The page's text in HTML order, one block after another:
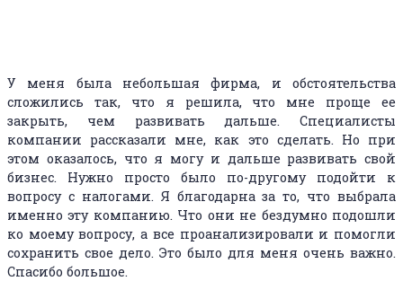
У меня была небольшая фирма, и обстоятельства
сложились так, что я решила, что мне проще ее
закрыть, чем развивать дальше. Специалисты
компании рассказали мне, как это сделать. Но при
этом оказалось, что я могу и дальше развивать свой
бизнес. Нужно просто было по-другому подойти к
вопросу с налогами. Я благодарна за то, что выбрала
именно эту компанию. Что они не бездумно подошли
ко моему вопросу, а все проанализировали и помогли
сохранить свое дело. Это было для меня очень важно.
Спасибо большое.